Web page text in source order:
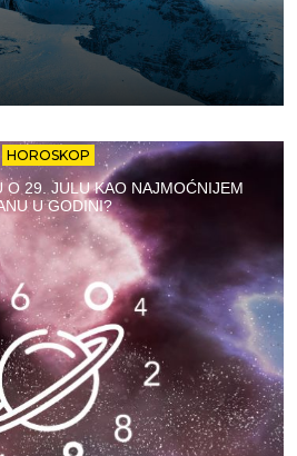
HOROSKOP
O 29. JULU KAO NAJMOĆNIJEM
U GODINI?